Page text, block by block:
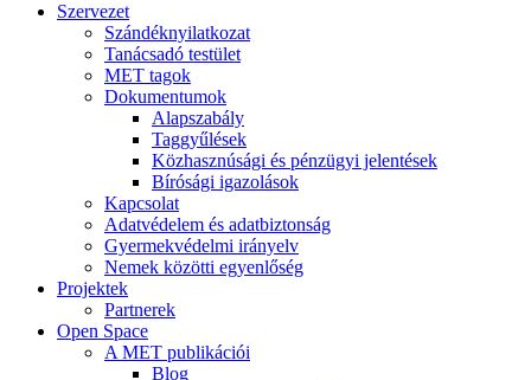
Szervezet
Szándéknyilatkozat
Tanácsadó testület
MET tagok
Dokumentumok
Alapszabály
Taggyűlések
Közhasznúsági és pénzügyi jelentések
Bírósági igazolások
Kapcsolat
Adatvédelem és adatbiztonság
Gyermekvédelmi irányelv
Nemek közötti egyenlőség
Projektek
Partnerek
Open Space
A MET publikációi
Blog